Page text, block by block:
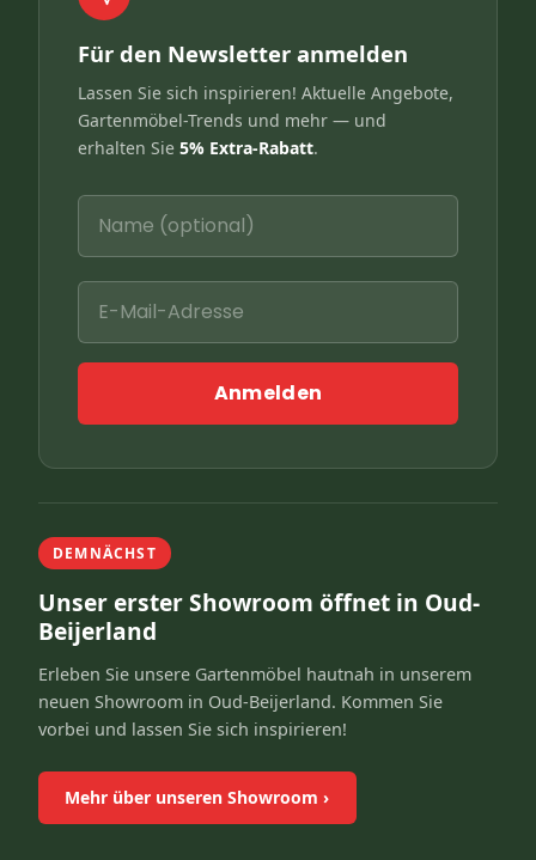
Für den Newsletter anmelden
Lassen Sie sich inspirieren! Aktuelle Angebote,
Gartenmöbel-Trends und mehr — und
erhalten Sie 5% Extra-Rabatt.
Anmelden
DEMNÄCHST
Unser erster Showroom öffnet in Oud-
Beijerland
Erleben Sie unsere Gartenmöbel hautnah in unserem
neuen Showroom in Oud-Beijerland. Kommen Sie
vorbei und lassen Sie sich inspirieren!
Mehr über unseren Showroom ›